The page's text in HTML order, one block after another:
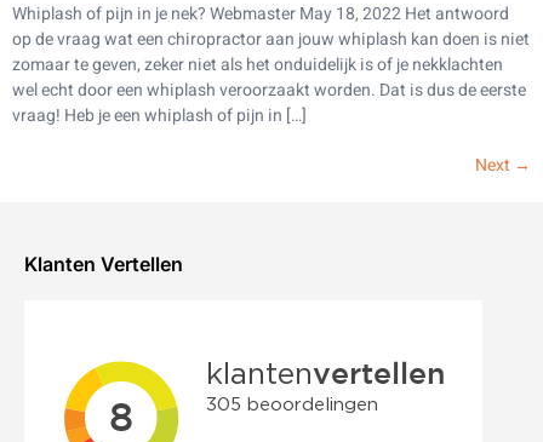
Whiplash of pijn in je nek? Webmaster May 18, 2022 Het antwoord
op de vraag wat een chiropractor aan jouw whiplash kan doen is niet
zomaar te geven, zeker niet als het onduidelijk is of je nekklachten
wel echt door een whiplash veroorzaakt worden. Dat is dus de eerste
vraag! Heb je een whiplash of pijn in […]
Next →
Klanten Vertellen